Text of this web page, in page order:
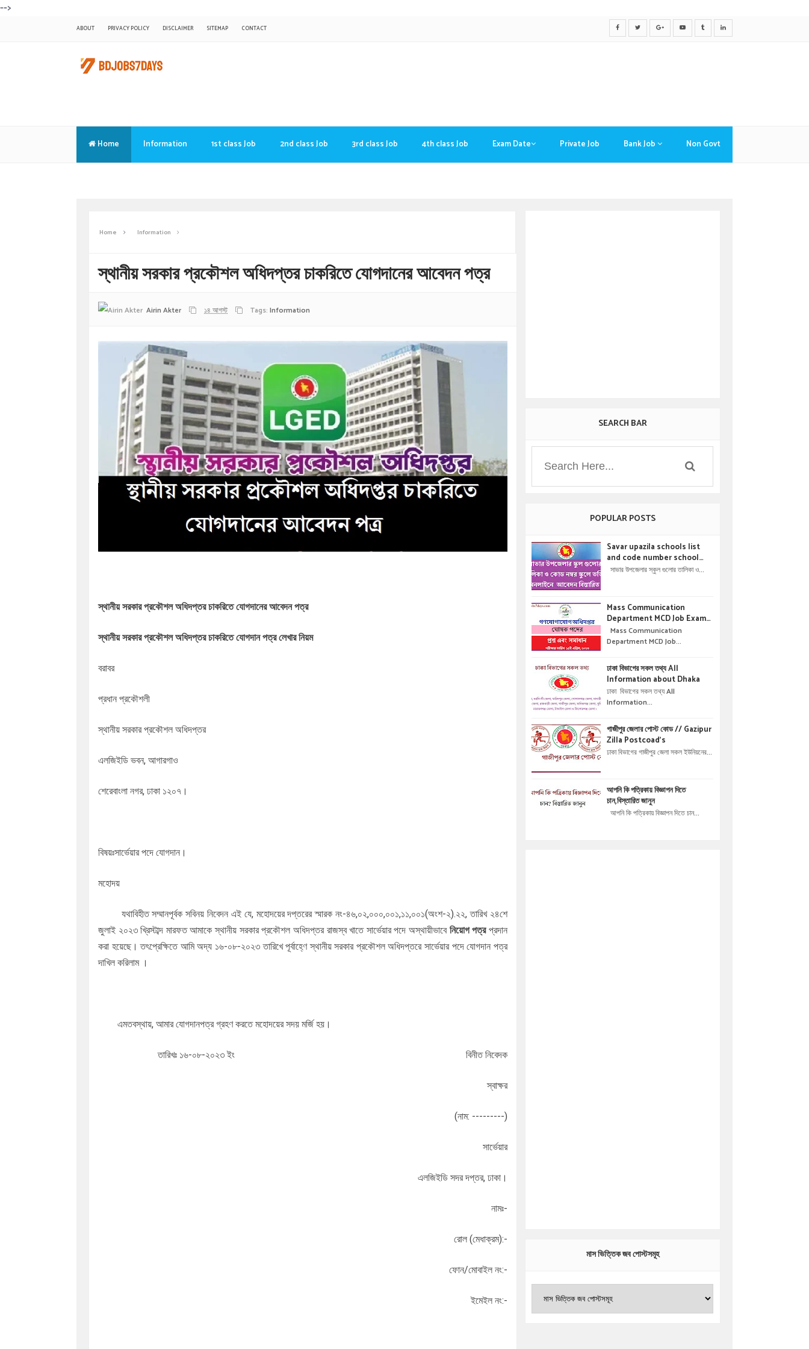
-->
ABOUT PRIVACY POLICY DISCLAIMER SITEMAP CONTACT
Home Information 1st class Job 2nd class Job 3rd class Job 4th class Job Exam Date Private Job Bank Job Non Govt
Home Information
স্থানীয় সরকার প্রকৌশল অধিদপ্তর চাকরিতে যোগদানের আবেদন পত্র
Airin Akter ১৪ আগস্ট Tags: Information
স্থানীয় সরকার প্রকৌশল অধিদপ্তর চাকরিতে যোগদানের আবেদন পত্র
স্থানীয় সরকার প্রকৌশল অধিদপ্তর চাকরিতে যোগদান পত্র লেখার নিয়ম
বরাবর
প্রধান প্রকৌশলী
স্থানীয় সরকার প্রকৌশল অধিদপ্তর
এলজিইডি ভবন, আগারগাও
শেরেবাংলা নগর, ঢাকা ১২০৭।
বিষয়ঃসার্ভেয়ার পদে যোগদান।
মহোদয়
যথাবিহীত সম্মানপূর্বক সবিনয় নিবেদন এই যে, মহোদয়ের দপ্তরের স্মারক নং-৪৬,০২,০০০,০০১,১১,০০১(অংশ-২).২২, তারিখ ২৪শে
জুলাই ২০২৩ খ্রিস্টাব্দ মারফত আমাকে স্থানীয় সরকার প্রকৌশল অধিদপ্তর রাজস্ব খাতে সার্ভেয়ার পদে অস্থায়ীভাবে নিয়োগ পত্রপ্রদান
করা হয়েছে। তৎপ্রেক্ষিতে আমি অদ্য ১৬-০৮-২০২৩ তারিখে পূর্বাহ্ণে স্থানীয় সরকার প্রকৌশল অধিদপ্তরে সার্ভেয়ার পদে যোগদান পত্র
দাখিল করিলাম ।
এমতবস্থায়, আমার যোগদানপত্র গ্রহণ করতে মহোদয়ের সদয় মর্জি হয়।
তারিখঃ ১৬-০৮-২০২৩ ইং বিনীত নিবেদক
স্বাক্ষর
(নাম: ---------)
সার্ভেয়ার
এলজিইডি সদর দপ্তর, ঢাকা।
নামঃ-
রোল (মেধাক্রম):-
ফোন/মোবাইল নং:-
ইমেইল নং:-
SEARCH BAR
POPULAR POSTS
Savar upazila schools list
and code number school
admisson online application
অনলাইনে আবেদন বিস্তারিত ।
সাভার উপজেলার স্কুল গুলোর তালিকা ও...
Mass Communication
Department MCD Job Exam
Question & solution //
গণযোগাযোগ অধিদপ্তরে নিয়োগ পরীক্ষার
Mass Communication
Department MCD Job...
ঢাকা বিভাগের সকল তথ্য All
Information about Dhaka
ঢাকা বিভাগের সকল তথ্য All
Information...
গাজীপুর জেলার পোস্ট কোড // Gazipur
Zilla Postcoad's
ঢাকা বিভাগের গাজীপুর জেলা সকল ইউনিয়নের...
আপনি কি পত্রিকায় বিজ্ঞাপন দিতে
চান,বিস্তারিত জানুন
আপনি কি পত্রিকায় বিজ্ঞাপন দিতে চান...
মাস ভিত্তিক জব পোস্টসমূহ